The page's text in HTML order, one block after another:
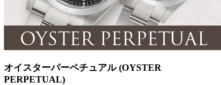
オイスターパーペチュアル (OYSTER
PERPETUAL)